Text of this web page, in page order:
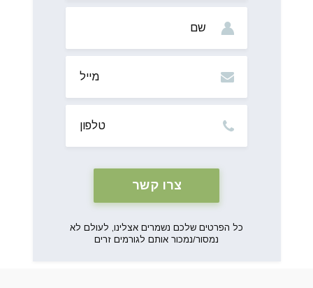
כל הפרטים שלכם נשמרים אצלינו, לעולם לא
נמסור/נמכור אותם לגורמים זרים